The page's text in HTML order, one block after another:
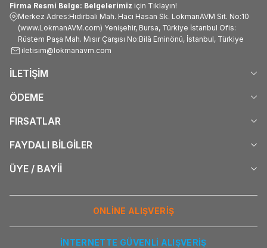
Firma Resmi Belge: Belgelerimiz için Tıklayın!
Merkez Adres:Hıdırbali Mah. Hacı Hasan Sk. LokmanAVM Sit. No:10
(www.LokmanAVM.com) Yenişehir, Bursa, Türkiye İstanbul Ofis:
Rüstem Paşa Mah. Mısır Çarşısı No:Bilâ Eminönü, İstanbul, Türkiye
iletisim@lokmanavm.com
İLETİŞİM
ÖDEME
FIRSATLAR
FAYDALI BİLGİLER
ÜYE / BAYİİ
ONLİNE ALIŞVERİŞ
İNTERNETTE GÜVENLİ ALIŞVERİŞ